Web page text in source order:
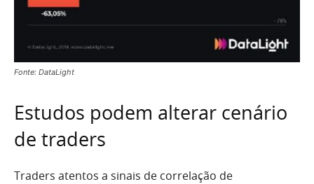
Fonte: DataLight
Estudos podem alterar cenário
de traders
Traders atentos a sinais de correlação de